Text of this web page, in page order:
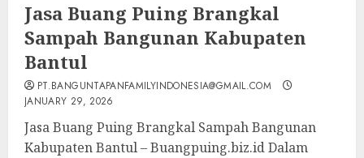
Jasa Buang Puing Brangkal
Sampah Bangunan Kabupaten
Bantul
PT.BANGUNTAPANFAMILYINDONESIA@GMAIL.COM
JANUARY 29, 2026
Jasa Buang Puing Brangkal Sampah Bangunan
Kabupaten Bantul – Buangpuing.biz.id Dalam